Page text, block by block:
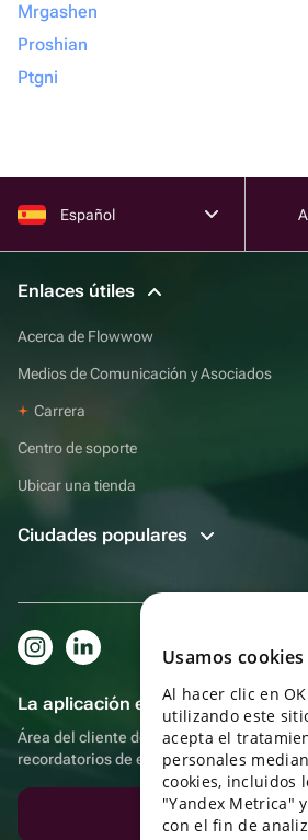
Mrgashen
Proshian
Ptgni
Español
Enlaces útiles
Acerca de Flowwow
Medios de Comunicación y Asociados
Carrera
Centro de soporte
Ubicar una tienda
Ciudades populares
La aplicación es aún más
Área del cliente del destinatario, más
recordatorios de eventos
Descargar la
Usamos cookies
Al hacer clic en
utilizando este
acepta el
personales
cookies, incluidos
"Yandex Metrica"
con el fin de